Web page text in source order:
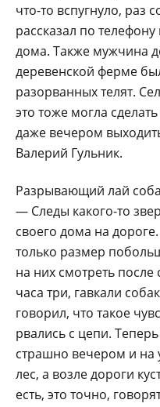
что-то вспугнуло, раз
рассказал по
дома. Также мужчина
деревенской ферме
разорванных телят.
это тоже могла
даже вечером
Валерий Гульник.
Разрывающий лай
— Следы какого-то
своего дома на
только размер
на них смотреть
часа три, гавкали
говорил, что такое
рвались с цепи.
страшно вечером и на
лес, а возле дороги
есть, это точно,